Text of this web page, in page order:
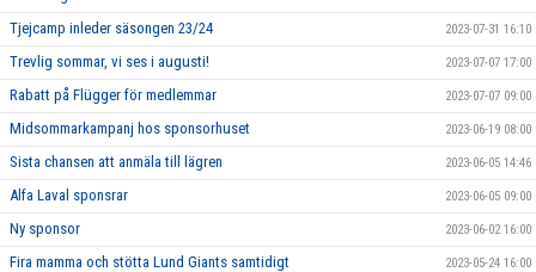
Tjejcamp inleder säsongen 23/24 2023-07-31 16:10
Trevlig sommar, vi ses i augusti! 2023-07-07 17:00
Rabatt på Flügger för medlemmar 2023-07-07 09:00
Midsommarkampanj hos sponsorhuset 2023-06-19 08:00
Sista chansen att anmäla till lägren 2023-06-05 14:46
Alfa Laval sponsrar 2023-06-05 09:00
Ny sponsor 2023-06-02 16:00
Fira mamma och stötta Lund Giants samtidigt 2023-05-24 16:00